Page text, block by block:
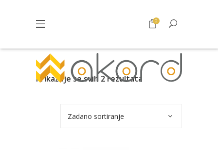
0
Prikazuje se svih 2 rezultata
Zadano sortiranje